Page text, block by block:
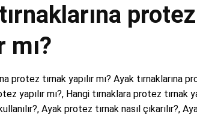
mı?
protez tırnak yapılır mı? Ayak tırnaklarına
yapılır mı?, Hangi tırnaklara protez tırnak
Ayak protez tırnak nasıl çıkarılır?,